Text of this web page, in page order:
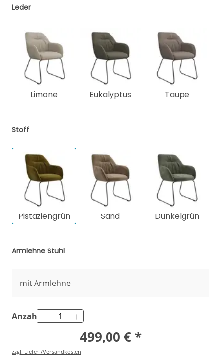
Leder
Limone Eukalyptus Taupe
Stoff
Pistaziengrün Sand Dunkelgrün
Armlehne Stuhl
mit Armlehne
Anzahl - +
499,00 € *
zzgl. Liefer-/Versandkosten